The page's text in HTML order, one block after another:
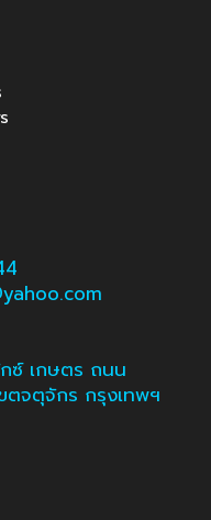
ซ์ เกษตร ถนน
ตจตุจักร กรุงเทพฯ